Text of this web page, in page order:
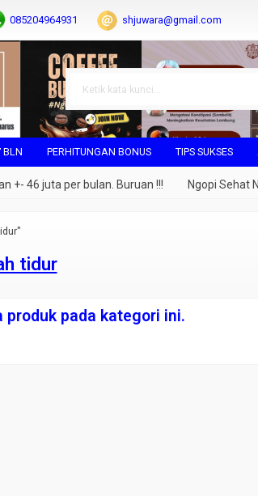
085204964931 shjuwara@gmail.com
BLN PERHITUNGAN BONUS TIPS SUKSES
46 juta per bulan. Buruan !!! Ngopi Sehat
tidur
produk pada kategori ini.